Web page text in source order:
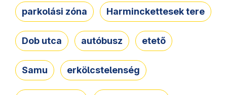
parkolási zóna Harminckettesek tere
Dob utca autóbusz etető
Samu erkölcstelenség